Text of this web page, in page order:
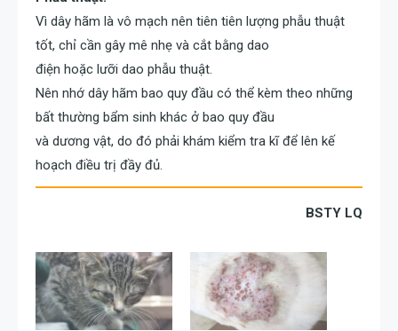
Vì dây hãm là vô mạch nên tiên tiên lượng phẫu thuật
tốt, chỉ cần gây mê nhẹ và cắt bằng dao
điện hoặc lưỡi dao phẫu thuật.
Nên nhớ dây hãm bao quy đầu có thể kèm theo những
bất thường bẩm sinh khác ở bao quy đầu
và dương vật, do đó phải khám kiểm tra kĩ để lên kế
hoạch điều trị đầy đủ.
BSTY LQ